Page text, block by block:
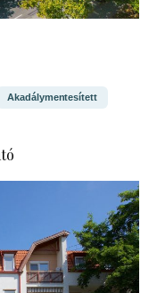
Akadálymentesített